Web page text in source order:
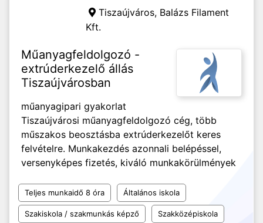
Tiszaújváros, Balázs Filament
Kft.
Műanyagfeldolgozó -
extrúderkezelő állás
Tiszaújvárosban
műanyagipari gyakorlat
Tiszaújvárosi műanyagfeldolgozó cég, több
műszakos beosztásba extrúderkezelőt keres
felvételre. Munkakezdés azonnali belépéssel,
versenyképes fizetés, kiváló munkakörülmények
Teljes munkaidő 8 óra Általános iskola
Szakiskola / szakmunkás képző Szakközépiskola